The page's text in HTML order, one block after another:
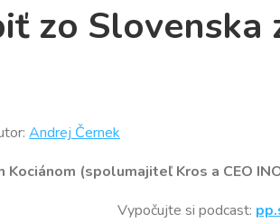
zo
Andrej Černek
(spolumajiteľ Kros a CEO
Vypočujte si podcast: